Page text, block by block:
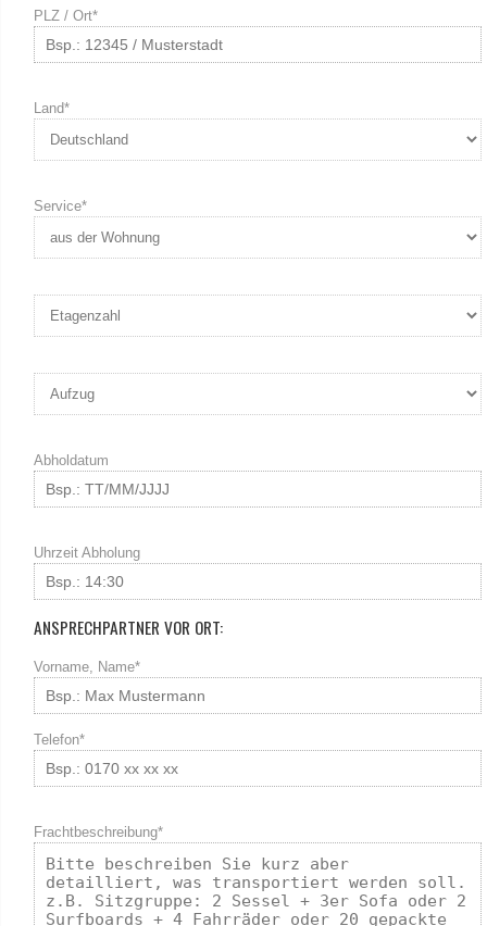
PLZ / Ort*
Land*
Service*
Abholdatum
Uhrzeit Abholung
ANSPRECHPARTNER VOR ORT:
Vorname, Name*
Telefon*
Frachtbeschreibung*